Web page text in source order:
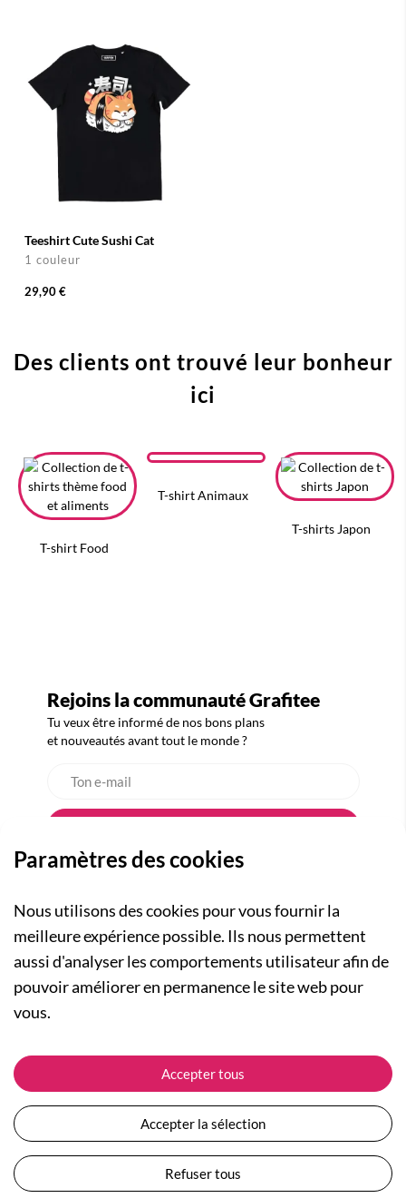
Teeshirt Cute Sushi Cat
1 couleur
29,90 €
Des clients ont trouvé leur bonheur
ici
T-shirt Food
T-shirt Animaux
T-shirts Japon
Rejoins la communauté Grafitee
Tu veux être informé de nos bons plans
et nouveautés avant tout le monde ?
A PROPOS
Qui sommes-nous ?
Actualités
Nos engagements
Plan du site
Devenir revendeur
Collection Femme
Collection Enfants
Les Totebags
Nos différents thèmes
ASSISTANCE
Suivre ma commande
Expédition et livraison
Retour et remboursement
Moyens de paiement
Questions / Réponses
Conditions générales de vente
Paramètres des cookies
Nous utilisons des cookies pour vous fournir la
meilleure expérience possible. Ils nous permettent
aussi d'analyser les comportements utilisateur afin de
pouvoir améliorer en permanence le site web pour
vous.
Accepter tous
Accepter la sélection
Refuser tous